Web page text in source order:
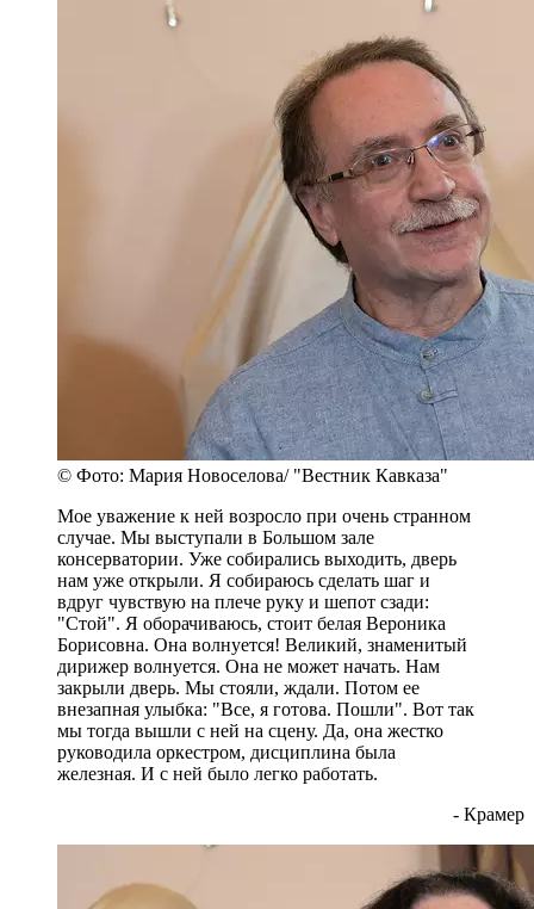
© Фото: Мария Новоселова/ "Вестник Кавказа"
Мое уважение к ней возросло при очень странном
случае. Мы выступали в Большом зале
консерватории. Уже собирались выходить, дверь
нам уже открыли. Я собираюсь сделать шаг и
вдруг чувствую на плече руку и шепот сзади:
"Стой". Я оборачиваюсь, стоит белая Вероника
Борисовна. Она волнуется! Великий, знаменитый
дирижер волнуется. Она не может начать. Нам
закрыли дверь. Мы стояли, ждали. Потом ее
внезапная улыбка: "Все, я готова. Пошли". Вот так
мы тогда вышли с ней на сцену. Да, она жестко
руководила оркестром, дисциплина была
железная. И с ней было легко работать.
- Крамер